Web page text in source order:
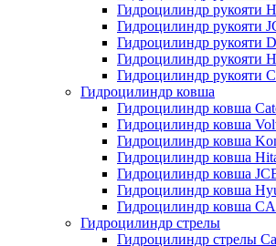
Гидроцилиндр рукояти
Гидроцилиндр рукояти
Гидроцилиндр рукояти
Гидроцилиндр рукояти
Гидроцилиндр рукояти
Гидроцилиндр ковша
Гидроцилиндр ковша
Гидроцилиндр ковша
Гидроцилиндр ковша
Гидроцилиндр ковша
Гидроцилиндр ковша
Гидроцилиндр ковша
Гидроцилиндр ковша
Гидроцилиндр стрелы
Гидроцилиндр стрелы